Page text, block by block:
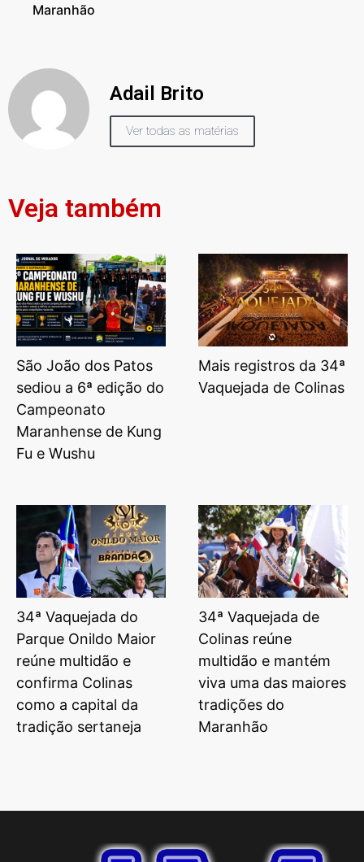
Maranhão
Adail Brito
Ver todas as matérias
Veja também
São João dos Patos
sediou a 6ª edição do
Campeonato
Maranhense de Kung
Fu e Wushu
Mais registros da 34ª
Vaquejada de Colinas
34ª Vaquejada do
Parque Onildo Maior
reúne multidão e
confirma Colinas
como a capital da
tradição sertaneja
34ª Vaquejada de
Colinas reúne
multidão e mantém
viva uma das maiores
tradições do
Maranhão